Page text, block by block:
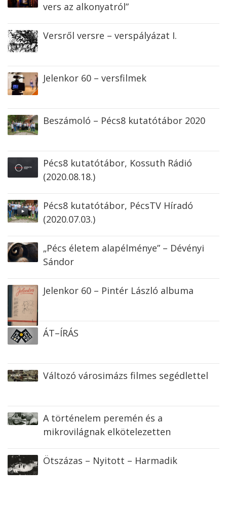
vers az alkonyatról”
Versről versre – verspályázat I.
Jelenkor 60 – versfilmek
Beszámoló – Pécs8 kutatótábor 2020
Pécs8 kutatótábor, Kossuth Rádió
(2020.08.18.)
Pécs8 kutatótábor, PécsTV Híradó
(2020.07.03.)
„Pécs életem alapélménye” – Dévényi
Sándor
Jelenkor 60 – Pintér László albuma
ÁT–ÍRÁS
Változó városimázs filmes segédlettel
A történelem peremén és a
mikrovilágnak elkötelezetten
Ötszázas – Nyitott – Harmadik